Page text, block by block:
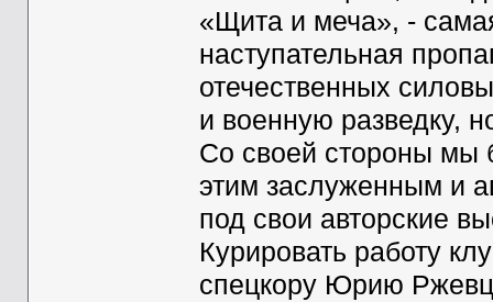
«Щита и меча», -
наступательная
отечественных
и военную разведку,
Со своей стороны мы
этим заслуженным и
под свои авторские
Курировать работу
спецкору Юрию